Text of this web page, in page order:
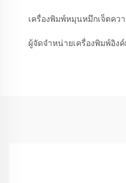
เครื่องพิมพ์หมุนหมึกเจ็ตคว
ผู้จัดจำหน่ายเครื่องพิมพ์อิง